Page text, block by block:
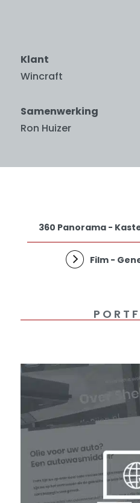
Klant
Wincraft
Samenwerking
Ron Huizer
360 Panorama -
Film -